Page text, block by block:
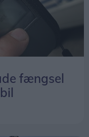
til ubetinget
tavshedspligten
fængsel